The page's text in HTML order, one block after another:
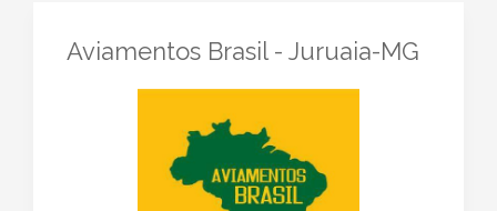
Aviamentos Brasil - Juruaia-MG